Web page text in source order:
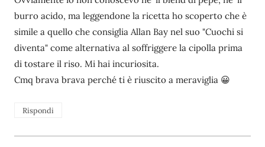
burro acido, ma leggendone la ricetta ho scoperto che è
simile a quello che consiglia Allan Bay nel suo "Cuochi si
diventa" come alternativa al soffriggere la cipolla prima
di tostare il riso. Mi hai incuriosita.
Cmq brava brava perché ti è riuscito a meraviglia 😀
Rispondi